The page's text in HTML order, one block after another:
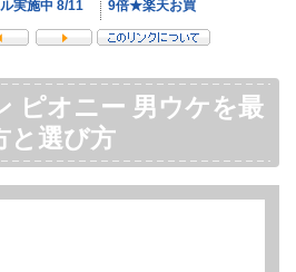
ピオニー 男ウケを最
と選び方